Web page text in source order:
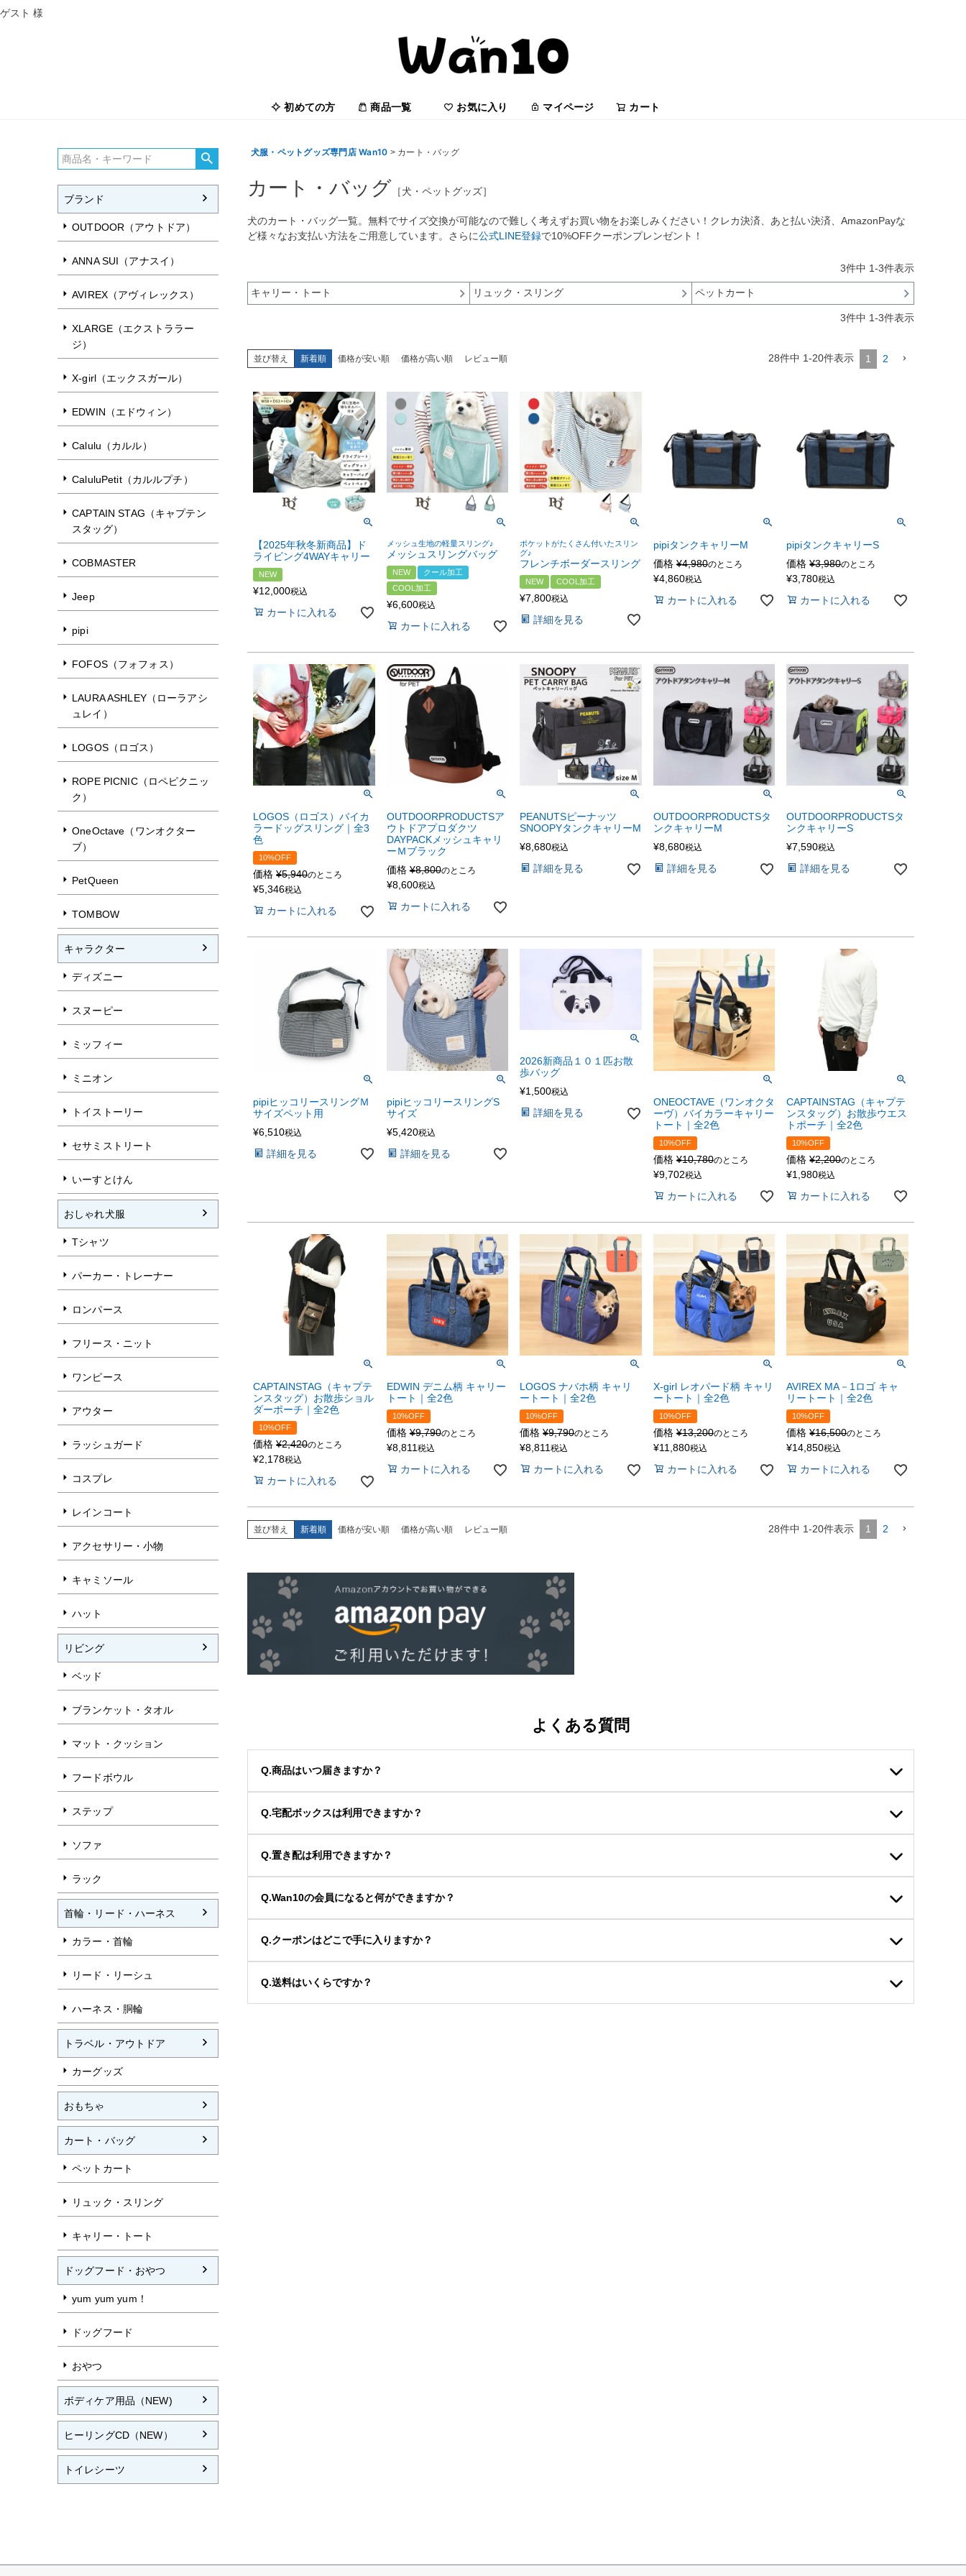
ゲスト 様
初めての方 商品一覧 お気に入り マイページ カート
ブランド
OUTDOOR（アウトドア）
ANNA SUI（アナスイ）
AVIREX（アヴィレックス）
XLARGE（エクストララー
ジ）
X-girl（エックスガール）
EDWIN（エドウィン）
Calulu（カルル）
CaluluPetit（カルルプチ）
CAPTAIN STAG（キャプテン
スタッグ）
COBMASTER
Jeep
pipi
FOFOS（フォフォス）
LAURA ASHLEY（ローラアシ
ュレイ）
LOGOS（ロゴス）
ROPE PICNIC（ロペピクニッ
ク）
OneOctave（ワンオクター
ブ）
PetQueen
TOMBOW
キャラクター
ディズニー
スヌーピー
ミッフィー
ミニオン
トイストーリー
セサミストリート
いーすとけん
おしゃれ犬服
Tシャツ
パーカー・トレーナー
ロンパース
フリース・ニット
ワンピース
アウター
ラッシュガード
コスプレ
レインコート
アクセサリー・小物
キャミソール
ハット
リビング
ベッド
ブランケット・タオル
マット・クッション
フードボウル
ステップ
ソファ
ラック
首輪・リード・ハーネス
カラー・首輪
リード・リーシュ
ハーネス・胴輪
トラベル・アウトドア
カーグッズ
おもちゃ
カート・バッグ
ペットカート
リュック・スリング
キャリー・トート
ドッグフード・おやつ
yum yum yum！
ドッグフード
おやつ
ボディケア用品（NEW)
ヒーリングCD（NEW）
トイレシーツ
犬服・ペットグッズ専門店 Wan10 カート・バッグ
カート・バッグ ［犬・ペットグッズ］
犬のカート・バッグ一覧。無料でサイズ交換が可能なので難しく考えずお買い物をお楽しみください！クレカ決済、あと払い決済、AmazonPayな
ど様々なお支払い方法をご用意しています。さらに公式LINE登録で10%OFFクーポンプレンゼント！
3件中 1-3件表示
キャリー・トート リュック・スリング ペットカート
3件中 1-3件表示
並び替え 新着順 価格が安い順 価格が高い順 レビュー順 28件中 1-20件表示 1 2
【2025年秋冬新商品】ド
ライビング4WAYキャリー
NEW
¥12,000税込
カートに入れる
メッシュ生地の軽量スリング♪
メッシュスリングバッグ
NEW
クール加工
COOL加工
¥6,600税込
カートに入れる
ポケットがたくさん付いたスリン
グ♪
フレンチボーダースリング
NEW COOL加工
¥7,800税込
詳細を見る
pipiタンクキャリーM
価格 ¥4,980のところ
¥4,860税込
カートに入れる
pipiタンクキャリーS
価格 ¥3,980のところ
¥3,780税込
カートに入れる
LOGOS（ロゴス）バイカ
ラードッグスリング｜全3
色
10%OFF
価格 ¥5,940のところ
¥5,346税込
カートに入れる
OUTDOORPRODUCTSア
ウトドアプロダクツ
DAYPACKメッシュキャリ
ーＭブラック
価格 ¥8,800のところ
¥8,600税込
カートに入れる
PEANUTSピーナッツ
SNOOPYタンクキャリーM
¥8,680税込
詳細を見る
OUTDOORPRODUCTSタ
ンクキャリーM
¥8,680税込
詳細を見る
OUTDOORPRODUCTSタ
ンクキャリーS
¥7,590税込
詳細を見る
pipiヒッコリースリングＭ
サイズペット用
¥6,510税込
詳細を見る
pipiヒッコリースリングS
サイズ
¥5,420税込
詳細を見る
2026新商品１０１匹お散
歩バッグ
¥1,500税込
詳細を見る
ONEOCTAVE（ワンオクタ
ーヴ）バイカラーキャリー
トート｜全2色
10%OFF
価格 ¥10,780のところ
¥9,702税込
カートに入れる
CAPTAINSTAG（キャプテ
ンスタッグ）お散歩ウエス
トポーチ｜全2色
10%OFF
価格 ¥2,200のところ
¥1,980税込
カートに入れる
CAPTAINSTAG（キャプテ
ンスタッグ）お散歩ショル
ダーポーチ｜全2色
10%OFF
価格 ¥2,420のところ
¥2,178税込
カートに入れる
EDWIN デニム柄 キャリー
トート｜全2色
10%OFF
価格 ¥9,790のところ
¥8,811税込
カートに入れる
LOGOS ナバホ柄 キャリ
ートート｜全2色
10%OFF
価格 ¥9,790のところ
¥8,811税込
カートに入れる
X-girl レオパード柄 キャリ
ートート｜全2色
10%OFF
価格 ¥13,200のところ
¥11,880税込
カートに入れる
AVIREX MA－1ロゴ キャ
リートート｜全2色
10%OFF
価格 ¥16,500のところ
¥14,850税込
カートに入れる
並び替え 新着順 価格が安い順 価格が高い順 レビュー順 28件中 1-20件表示 1 2
よくある質問
Q.商品はいつ届きますか？
Q.宅配ボックスは利用できますか？
Q.置き配は利用できますか？
Q.Wan10の会員になると何ができますか？
Q.クーポンはどこで手に入りますか？
Q.送料はいくらですか？